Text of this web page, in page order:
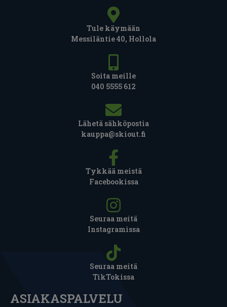
Tule käymään
Messiläntie 40, Hollola
Soita meille
040 5555 612
Lähetä sähköpostia
kauppa@skiout.fi
Tykkää meistä
Facebookissa
Seuraa meitä
Instagramissa
Seuraa meitä
TikTokissa
ASIAKASPALVELU